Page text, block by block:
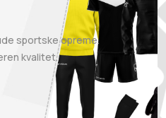
sportske opreme.
kvalitet.